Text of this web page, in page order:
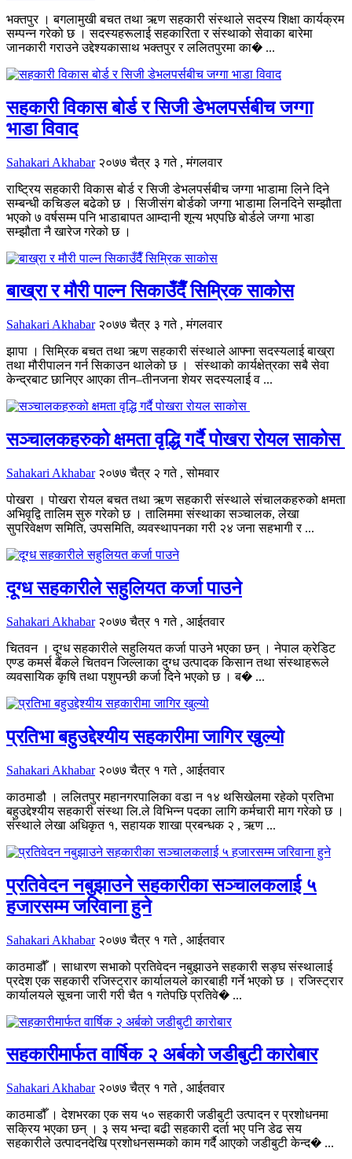
भक्तपुर । बगलामुखी बचत तथा ऋण सहकारी संस्थाले सदस्य शिक्षा कार्यक्रम
सम्पन्न गरेको छ । सदस्यहरूलाई सहकारिता र संस्थाको सेवाका बारेमा
जानकारी गराउने उद्देश्यकासाथ भक्तपुर र ललितपुरमा का� ...
सहकारी विकास बोर्ड र सिजी डेभलपर्सबीच जग्गा
भाडा विवाद
Sahakari Akhabar २०७७ चैत्र ३ गते , मंगलवार
राष्ट्रिय सहकारी विकास बोर्ड र सिजी डेभलपर्सबीच जग्गा भाडामा लिने दिने
सम्बन्धी कचिङल बढेको छ । सिजीसंग बोर्डको जग्गा भाडामा लिनदिने सम्झौता
भएको ७ वर्षसम्म पनि भाडाबापत आम्दानी शून्य भएपछि बोर्डले जग्गा भाडा
सम्झौता नै खारेज गरेको छ ।
बाख्रा र मौरी पाल्न सिकाउँदैँ सिम्रिक साकोस
Sahakari Akhabar २०७७ चैत्र ३ गते , मंगलवार
झापा । सिम्रिक बचत तथा ऋण सहकारी संस्थाले आफ्ना सदस्यलाई बाख्रा
तथा मौरीपालन गर्न सिकाउन थालेको छ । संस्थाको कार्यक्षेत्रका सबै सेवा
केन्द्रबाट छानिएर आएका तीन–तीनजना शेयर सदस्यलाई व ...
सञ्चालकहरुको क्षमता वृद्धि गर्दै पोखरा रोयल साकोस
Sahakari Akhabar २०७७ चैत्र २ गते , सोमवार
पोखरा । पोखरा रोयल बचत तथा ऋण सहकारी संस्थाले संचालकहरुको क्षमता
अभिवृद्वि तालिम सुरु गरेको छ । तालिममा संस्थाका सञ्चालक, लेखा
सुपरिवेक्षण समिति, उपसमिति, व्यवस्थापनका गरी २४ जना सहभागी र ...
दूग्ध सहकारीले सहुलियत कर्जा पाउने
Sahakari Akhabar २०७७ चैत्र १ गते , आईतवार
चितवन । दूग्ध सहकारीले सहुलियत कर्जा पाउने भएका छन् । नेपाल क्रेडिट
एण्ड कमर्स बैंकले चितवन जिल्लाका दुग्ध उत्पादक किसान तथा संस्थाहरूले
व्यवसायिक कृषि तथा पशुपन्छी कर्जा दिने भएको छ । ब� ...
प्रतिभा बहुउद्देश्यीय सहकारीमा जागिर खुल्यो
Sahakari Akhabar २०७७ चैत्र १ गते , आईतवार
काठमाडौ । ललितपुर महानगरपालिका वडा न १४ थसिखेलमा रहेको प्रतिभा
बहुउद्देश्यीय सहकारी संस्था लि.ले विभिन्न पदका लागि कर्मचारी माग गरेको छ ।
संस्थाले लेखा अधिकृत १, सहायक शाखा प्रबन्धक २ , ऋण ...
प्रतिवेदन नबुझाउने सहकारीका सञ्चालकलाई ५
हजारसम्म जरिवाना हुने
Sahakari Akhabar २०७७ चैत्र १ गते , आईतवार
काठमाडौँ । साधारण सभाको प्रतिवेदन नबुझाउने सहकारी सङ्घ संस्थालाई
प्रदेश एक सहकारी रजिस्ट्रार कार्यालयले कारबाही गर्ने भएको छ । रजिस्ट्रार
कार्यालयले सूचना जारी गरी चैत १ गतेपछि प्रतिवे� ...
सहकारीमार्फत वार्षिक २ अर्बको जडीबुटी कारोबार
Sahakari Akhabar २०७७ चैत्र १ गते , आईतवार
काठमाडौँ । देशभरका एक सय ५० सहकारी जडीबुटी उत्पादन र प्रशोधनमा
सक्रिय भएका छन् । ३ सय भन्दा बढी सहकारी दर्ता भए पनि डेढ सय
सहकारीले उत्पादनदेखि प्रशोधनसम्मको काम गर्दै आएको जडीबुटी केन्द� ...